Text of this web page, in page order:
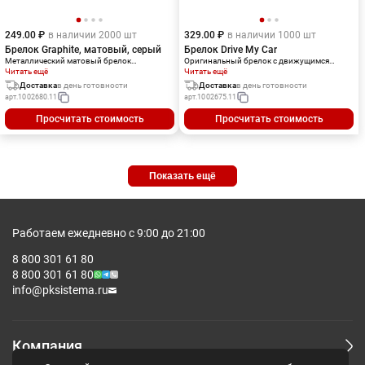
249.00 ₽ в наличии 2000 шт
Брелок Graphite, матовый, серый
Металлический матовый брелок
графитового оттенка. Поставляется в
индивидуальной упаковке.
Читать ещё
Доставкав день готовности
арт.1002680.11
Просчитать стоимость
329.00 ₽ в наличии 1000 шт
Брелок Drive My Car
Оригинальный брелок с движущимся
автомобилем. Прекрасно подойдет в
качестве сувенира для служб такси,
компаний, занимающихся товарно-
транспортными перевозками и доставкой
товаров.Поставляется в индивидуальной
упаковке.В зависимости от партии
изготовления капот машинки может быть
Читать ещё
Доставкав день готовности
арт.1002675.11
Просчитать стоимость
Показать ещё
Работаем ежедневно с 9:00 до 21:00
8 800 301 61 80
8 800 301 61 80
info@pksistema.ru
Компания